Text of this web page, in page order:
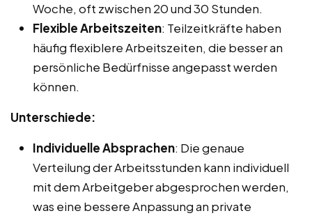
Woche, oft zwischen 20 und 30 Stunden.
Flexible Arbeitszeiten: Teilzeitkräfte haben
häufig flexiblere Arbeitszeiten, die besser an
persönliche Bedürfnisse angepasst werden
können.
Unterschiede:
Individuelle Absprachen: Die genaue
Verteilung der Arbeitsstunden kann individuell
mit dem Arbeitgeber abgesprochen werden,
was eine bessere Anpassung an private